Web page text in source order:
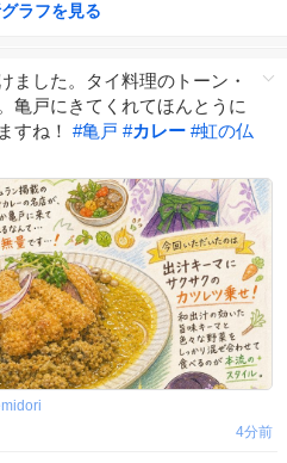
ラフを見る
ました。タイ料理のトーン・
亀戸にきてくれてほんとうに
すね！ #亀戸 #カレー #虹の仏
4分前